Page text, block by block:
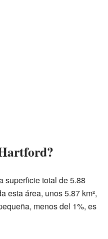
superficie total de 5.88
esta área, unos 5.87 km²,
menos del 1%, es